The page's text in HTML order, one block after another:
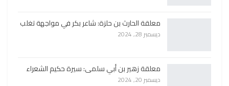
معلقة الحارث بن حلزة: شاعر بكر في مواجهة تغلب
ديسمبر 28, 2024
معلقة زهير بن أبي سلمى: سيرة حكيم الشعراء
ديسمبر 20, 2024